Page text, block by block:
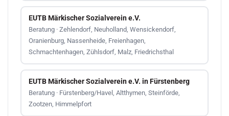
EUTB Märkischer Sozialverein e.V.
Beratung · Zehlendorf, Neuholland, Wensickendorf,
Oranienburg, Nassenheide, Freienhagen,
Schmachtenhagen, Zühlsdorf, Malz, Friedrichsthal
EUTB Märkischer Sozialverein e.V. in Fürstenberg
Beratung · Fürstenberg/Havel, Altthymen, Steinförde,
Zootzen, Himmelpfort